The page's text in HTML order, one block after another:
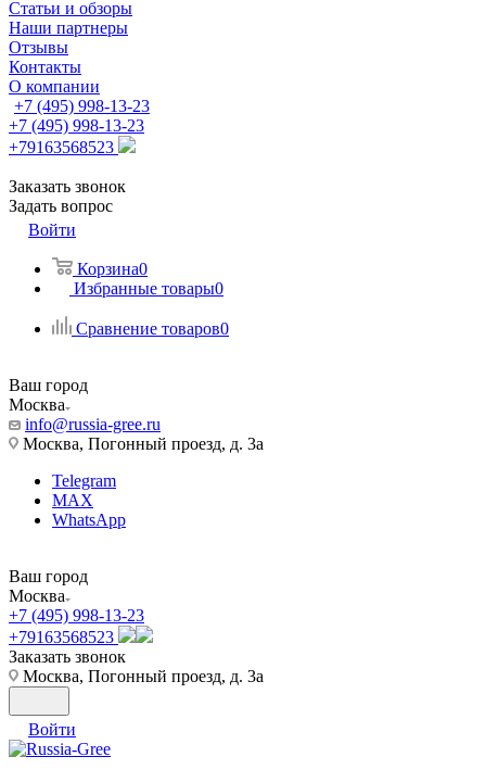
Статьи и обзоры
Наши партнеры
Отзывы
Контакты
О компании
+7 (495) 998-13-23
+7 (495) 998-13-23
+79163568523
Заказать звонок
Задать вопрос
Войти
Корзина0
Избранные товары0
Сравнение товаров0
Ваш город
Москва
info@russia-gree.ru
Москва, Погонный проезд, д. 3а
Telegram
MAX
WhatsApp
Ваш город
Москва
+7 (495) 998-13-23
+79163568523
Заказать звонок
Москва, Погонный проезд, д. 3а
Войти